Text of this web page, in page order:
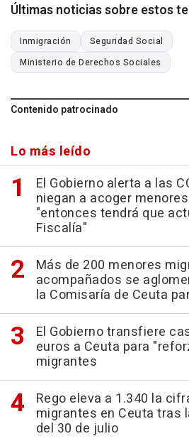
Últimas noticias sobre estos
Inmigración
Seguridad Social
Ministerio de Derechos Sociales
Contenido patrocinado
Lo más leído
El Gobierno alerta a las
niegan a acoger
"entonces tendrá que
Fiscalía"
Más de 200 menores
acompañados se
la Comisaría de Ceuta
El Gobierno transfiere
euros a Ceuta para
migrantes
Rego eleva a 1.340 la
migrantes en Ceuta tras
del 30 de julio